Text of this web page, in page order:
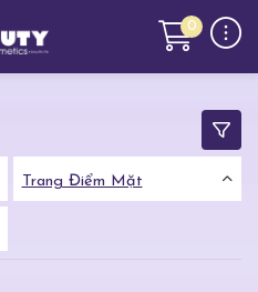
0
Trang Điểm Mặt